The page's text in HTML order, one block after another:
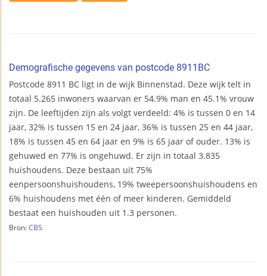
Demografische gegevens van postcode 8911BC
Postcode 8911 BC ligt in de wijk Binnenstad. Deze wijk telt in
totaal 5.265 inwoners waarvan er 54.9% man en 45.1% vrouw
zijn. De leeftijden zijn als volgt verdeeld: 4% is tussen 0 en 14
jaar, 32% is tussen 15 en 24 jaar, 36% is tussen 25 en 44 jaar,
18% is tussen 45 en 64 jaar en 9% is 65 jaar of ouder. 13% is
gehuwed en 77% is ongehuwd. Er zijn in totaal 3.835
huishoudens. Deze bestaan uit 75%
eenpersoonshuishoudens, 19% tweepersoonshuishoudens en
6% huishoudens met één of meer kinderen. Gemiddeld
bestaat een huishouden uit 1.3 personen.
Bron: CBS